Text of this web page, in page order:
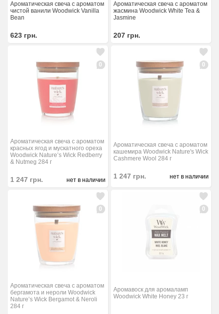
Ароматическая свеча с ароматом
чистой ванили Woodwick Vanilla
Bean
623 грн.
Ароматическая свеча с ароматом
жасмина Woodwick White Tea &
Jasmine
207 грн.
0
Ароматическая свеча с ароматом
красных ягод и мускатного ореха
Woodwick Nature’s Wick Redberry
& Nutmeg 284 г
1 247 грн. нет в наличии
0
Ароматическая свеча с ароматом
кашемира Woodwick Nature's Wick
Cashmere Wool 284 г
1 247 грн. нет в наличии
0
Ароматическая свеча с ароматом
бергамота и нероли Woodwick
Nature’s Wick Bergamot & Neroli
284 г
0
Аромавоск для аромаламп
Woodwick White Honey 23 г